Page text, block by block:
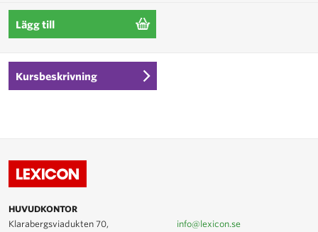
Lägg till
Kursbeskrivning
HUVUDKONTOR
Klarabergsviadukten 70,
info@lexicon.se